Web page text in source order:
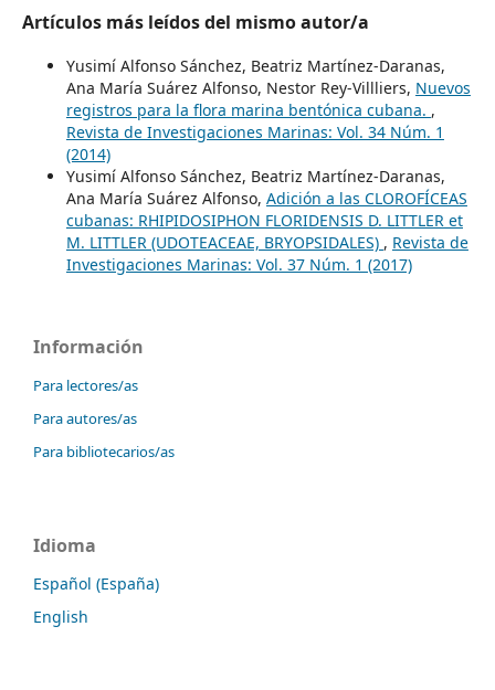
Artículos más leídos del mismo autor/a
Yusimí Alfonso Sánchez, Beatriz Martínez-Daranas,
Ana María Suárez Alfonso, Nestor Rey-Villliers, Nuevos
registros para la flora marina bentónica cubana. ,
Revista de Investigaciones Marinas: Vol. 34 Núm. 1
(2014)
Yusimí Alfonso Sánchez, Beatriz Martínez-Daranas,
Ana María Suárez Alfonso, Adición a las CLOROFÍCEAS
cubanas: RHIPIDOSIPHON FLORIDENSIS D. LITTLER et
M. LITTLER (UDOTEACEAE, BRYOPSIDALES) , Revista de
Investigaciones Marinas: Vol. 37 Núm. 1 (2017)
Información
Para lectores/as
Para autores/as
Para bibliotecarios/as
Idioma
Español (España)
English